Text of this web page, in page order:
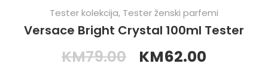
Tester kolekcija, Tester ženski parfemi
Versace Bright Crystal 100ml Tester
KM79.00 KM62.00